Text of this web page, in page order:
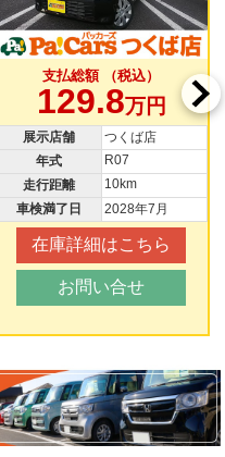
支払総額 （税込
129.8
展示店舗
年式
走行距離
車検満了日
在庫詳細はこ
お問い合せ